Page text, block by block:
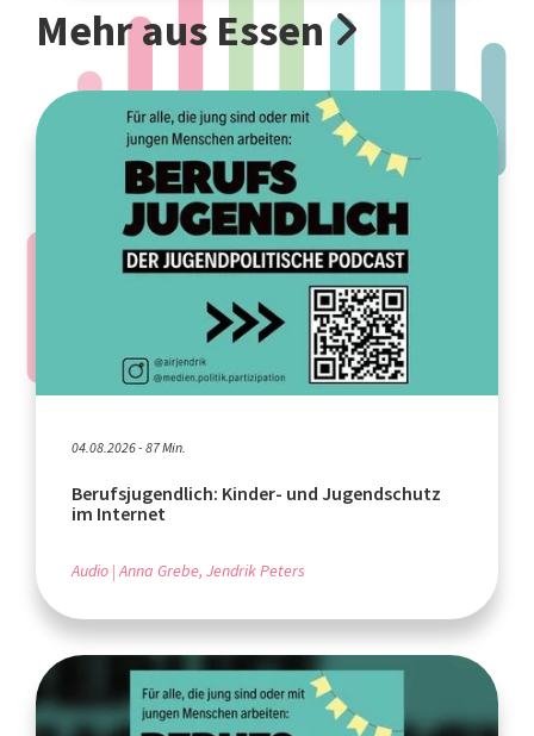
Mehr aus Essen
04.08.2026 - 87 Min.
Berufsjugendlich: Kinder- und Jugendschutz
im Internet
Audio Anna Grebe, Jendrik Peters